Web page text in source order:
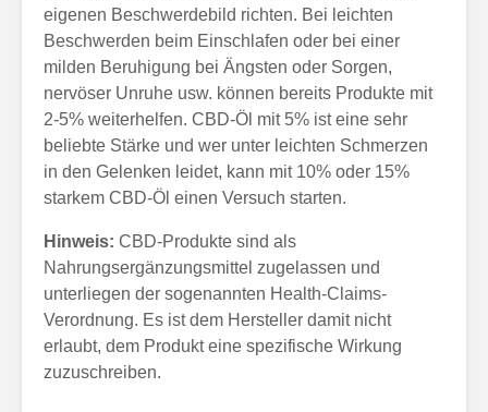
eigenen Beschwerdebild richten. Bei leichten
Beschwerden beim Einschlafen oder bei einer
milden Beruhigung bei Ängsten oder Sorgen,
nervöser Unruhe usw. können bereits Produkte mit
2-5% weiterhelfen. CBD-Öl mit 5% ist eine sehr
beliebte Stärke und wer unter leichten Schmerzen
in den Gelenken leidet, kann mit 10% oder 15%
starkem CBD-Öl einen Versuch starten.
Hinweis: CBD-Produkte sind als
Nahrungsergänzungsmittel zugelassen und
unterliegen der sogenannten Health-Claims-
Verordnung. Es ist dem Hersteller damit nicht
erlaubt, dem Produkt eine spezifische Wirkung
zuzuschreiben.